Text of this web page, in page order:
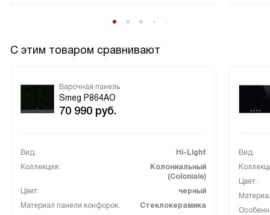
С этим товаром сравнивают
Варочная панель
Smeg P864AO
70 990 руб.
Вид:
Hi-Light
Коллекция:
Колониальный
(Coloniale)
Цвет:
черный
Материал панели конфорок:
Стеклокерамика
Вид:
Цвет: